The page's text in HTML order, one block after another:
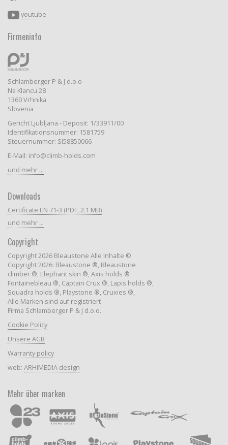
youtube
Firmeninfo
Schlamberger P & J d.o.o
Na Klancu 28
1360 Vrhnika
Slovenia
Gericht Ljubljana - Deposit: 1/33911/00
Identifikationsnummer: 1581759
Steuernummer: SI58850066
E-Mail: info@climb-holds.com
und mehr ...
Downloads
Certificate EN 71-3 (PDF, 2.1 MB)
und mehr ...
Copyright
Copyright 2026 Bleaustone Alle Inhalte ©
Copyright 2026: Bleaustone ®, Bleaustone
climber ®, Elephant skin ®, Axis holds ®
Fontainebleau ®, Captain Crux ®, Lapis holds ®,
Squadra holds ®, Playstone ®, Cruxies ®,
Alle Marken sind auf registriert
Firma Schlamberger P & J d.o.o.
Cookie Policy
Unsere AGB
Warranty policy
web: ARHIMEDIA design
Mehr über marken